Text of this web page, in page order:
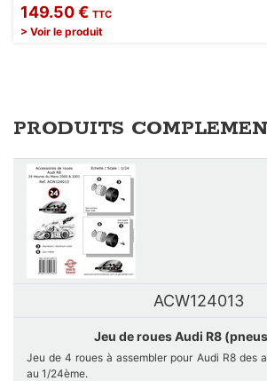
149.50 € TTC
> Voir le produit
PRODUITS
ACW124013
Jeu de roues Audi R8
Jeu de 4 roues à assembler pour Audi R8 des
au 1/24ème.